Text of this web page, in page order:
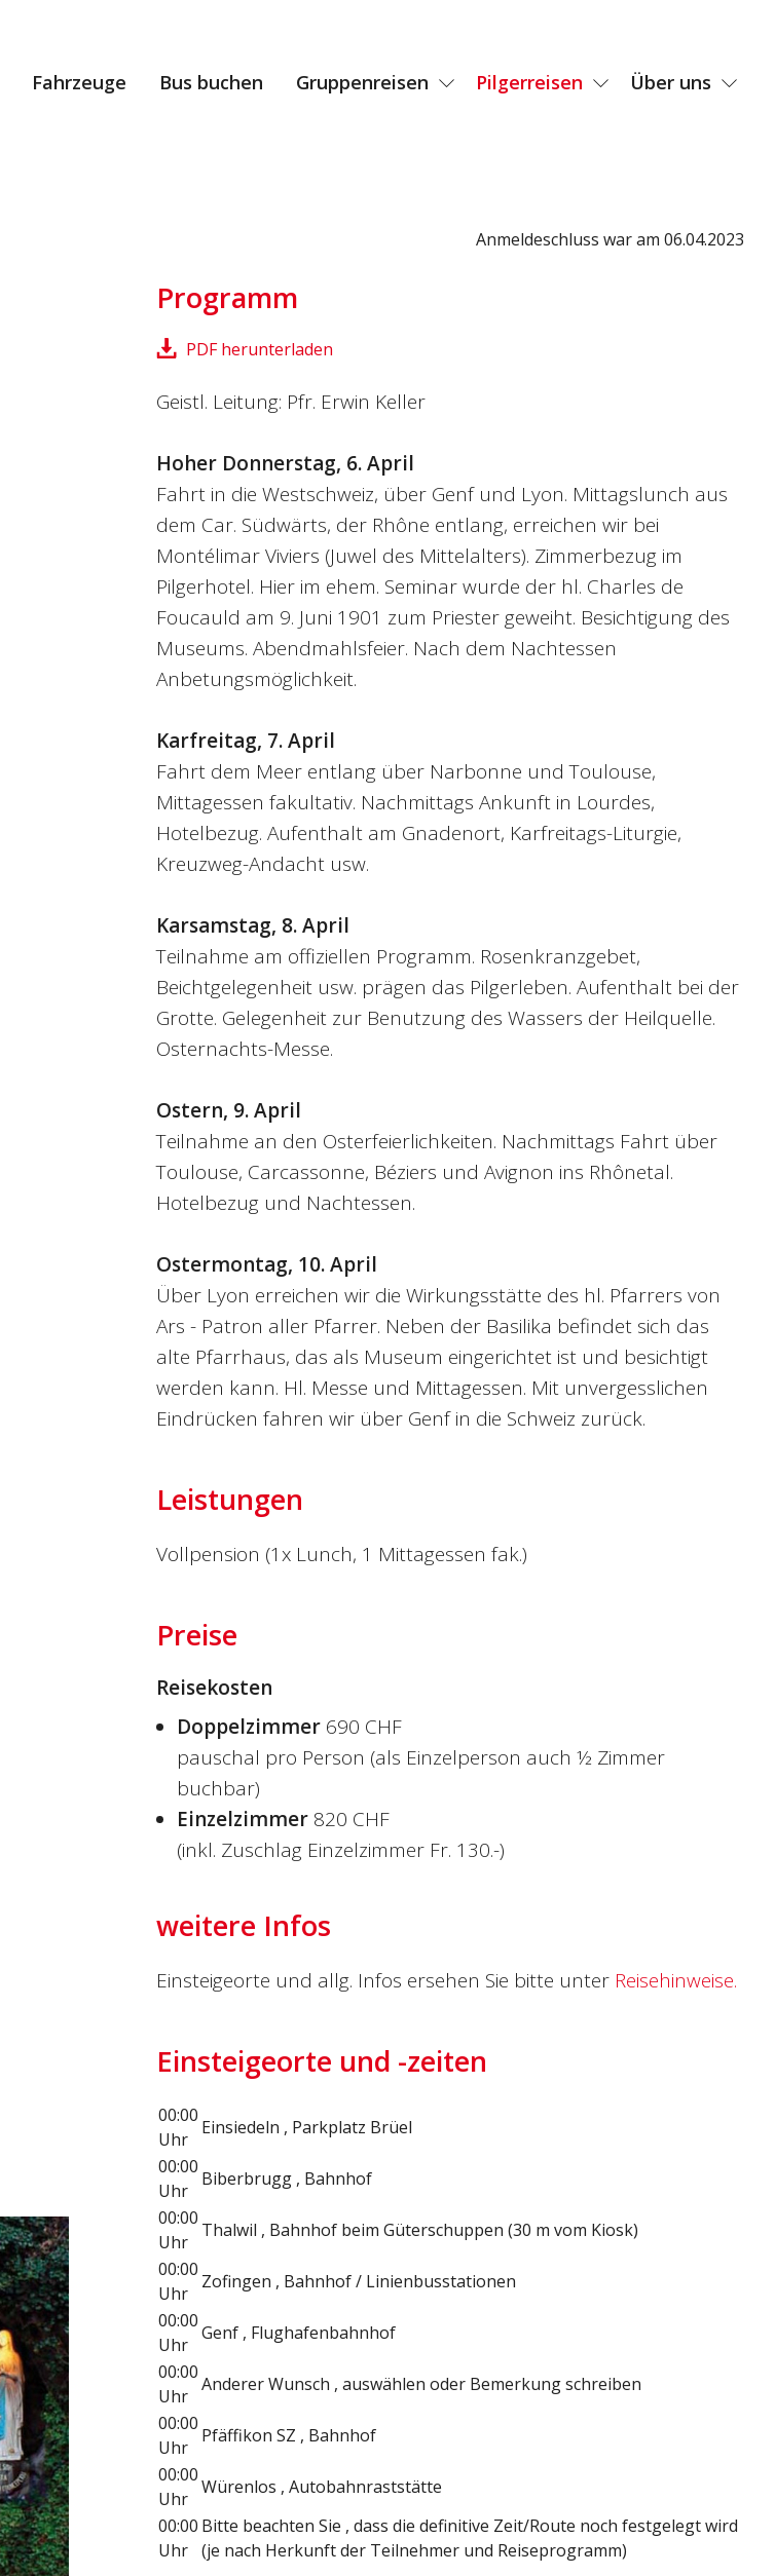
Fahrzeuge Bus buchen Gruppenreisen Pilgerreisen
Über uns
Anmeldeschluss war am 06.04.2023
Programm
PDF herunterladen
Geistl. Leitung: Pfr. Erwin Keller
Hoher Donnerstag, 6. April
Fahrt in die Westschweiz, über Genf und Lyon. Mittagslunch aus
dem Car. Südwärts, der Rhône entlang, erreichen wir bei
Montélimar Viviers (Juwel des Mittelalters). Zimmerbezug im
Pilgerhotel. Hier im ehem. Seminar wurde der hl. Charles de
Foucauld am 9. Juni 1901 zum Priester geweiht. Besichtigung des
Museums. Abendmahlsfeier. Nach dem Nachtessen
Anbetungsmöglichkeit.
Karfreitag, 7. April
Fahrt dem Meer entlang über Narbonne und Toulouse,
Mittagessen fakultativ. Nachmittags Ankunft in Lourdes,
Hotelbezug. Aufenthalt am Gnadenort, Karfreitags-Liturgie,
Kreuzweg-Andacht usw.
Karsamstag, 8. April
Teilnahme am offiziellen Programm. Rosenkranzgebet,
Beichtgelegenheit usw. prägen das Pilgerleben. Aufenthalt bei der
Grotte. Gelegenheit zur Benutzung des Wassers der Heilquelle.
Osternachts-Messe.
Ostern, 9. April
Teilnahme an den Osterfeierlichkeiten. Nachmittags Fahrt über
Toulouse, Carcassonne, Béziers und Avignon ins Rhônetal.
Hotelbezug und Nachtessen.
Ostermontag, 10. April
Über Lyon erreichen wir die Wirkungsstätte des hl. Pfarrers von
Ars - Patron aller Pfarrer. Neben der Basilika befindet sich das
alte Pfarrhaus, das als Museum eingerichtet ist und besichtigt
werden kann. Hl. Messe und Mittagessen. Mit unvergesslichen
Eindrücken fahren wir über Genf in die Schweiz zurück.
Leistungen
Vollpension (1x Lunch, 1 Mittagessen fak.)
Preise
Reisekosten
Doppelzimmer 690 CHF
pauschal pro Person (als Einzelperson auch ½ Zimmer
buchbar)
Einzelzimmer 820 CHF
(inkl. Zuschlag Einzelzimmer Fr. 130.-)
weitere Infos
Einsteigeorte und allg. Infos ersehen Sie bitte unter Reisehinweise.
Einsteigeorte und -zeiten
00:00
Uhr
Einsiedeln , Parkplatz Brüel
00:00
Uhr
Biberbrugg , Bahnhof
00:00
Uhr
Thalwil , Bahnhof beim Güterschuppen (30 m vom Kiosk)
00:00
Uhr
Zofingen , Bahnhof / Linienbusstationen
00:00
Uhr
Genf , Flughafenbahnhof
00:00
Uhr
Anderer Wunsch , auswählen oder Bemerkung schreiben
00:00
Uhr
Pfäffikon SZ , Bahnhof
00:00
Uhr
Würenlos , Autobahnraststätte
00:00
Uhr
Bitte beachten Sie , dass die definitive Zeit/Route noch festgelegt wird
(je nach Herkunft der Teilnehmer und Reiseprogramm)